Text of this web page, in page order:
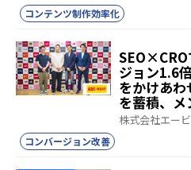
コンテンツ制作効率化
SEO×CRO
ジョン1.6
をかけあ
を蓄積、メ
株式会社エー
コンバージョン改善